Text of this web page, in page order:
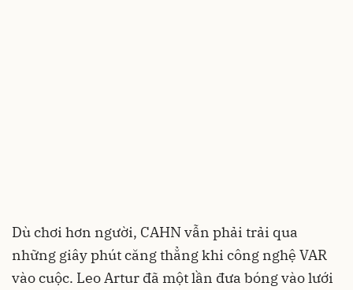
Dù chơi hơn người, CAHN vẫn phải trải qua
những giây phút căng thẳng khi công nghệ VAR
vào cuộc. Leo Artur đã một lần đưa bóng vào lưới